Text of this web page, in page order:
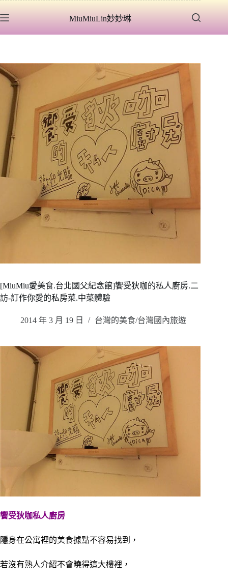
至
容
MiuMiuLin妙妙琳
[MiuMiu愛美食.台北國父紀念館]饗受狄咖的私人廚房.二
訪-訂作你愛的私房菜.中菜體驗
2014 年 3 月 19 日 台灣的美食/台灣國內旅遊
饗受狄咖私人廚房
隱身在公寓裡的美食據點不容易找到，
若沒有熟人介紹不會曉得這大樓裡，